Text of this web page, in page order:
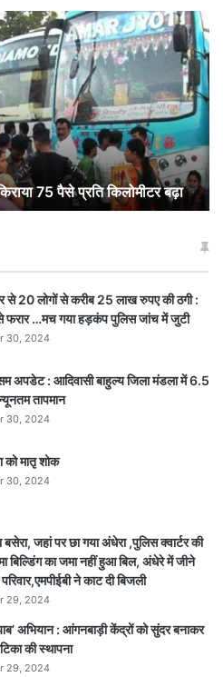
75 पैसे प्रति किलोमीटर बढ़ा
से 20 लोगों से करीब 25 लाख रुपए की ठगी :
फरार …मच गया हड़कंप पुलिस जांच में जुटी
30, 2024
अपडेट : आदिवासी बाहुल्य जिला मंडला में 6.5
तापमान
30, 2024
को मातृ शोक
30, 2024
जहां पर छा गया अंधेरा ,पुलिस क्वार्टर की
बिल्डिंग का जमा नहीं हुआ बिल, अंधेरे में जीने
ने काट दी बिजली
29, 2024
अभियान : आंगनबाड़ी केंद्रों को सुंदर बनाकर
की स्थापना
29, 2024